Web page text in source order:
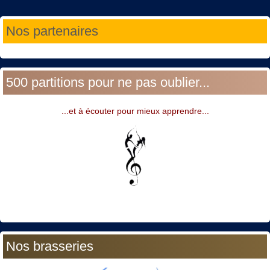
Nos partenaires
500 partitions pour ne pas oublier...
...et à écouter pour mieux apprendre...
Nos brasseries
Année
précédente
Mois
précédent
Année
suivante
Mois
suivant